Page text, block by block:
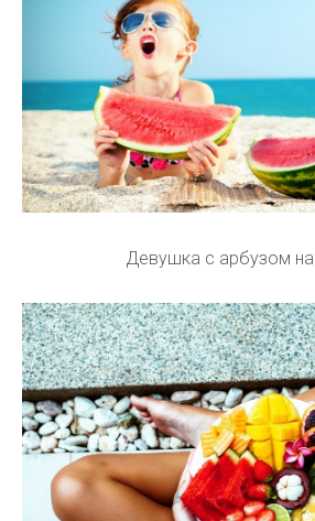
Девушка с арбузом